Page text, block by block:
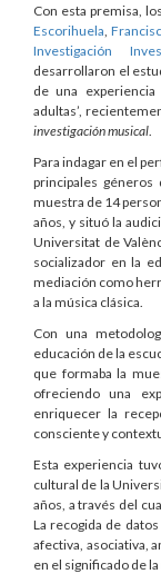
Con esta premisa,
Escorihuela
Investigación
desarrollaron el
de una
adultas’,
investigación musical
Para indagar en el
principales
muestra de 14
años, y situó la
Universitat de
socializador en la
mediación como
a la música clásica.
Con una
educación de la
que formaba la
ofreciendo una
enriquecer la
consciente y
Esta experiencia
cultural de la
años, a través del
La recogida de
afectiva, asociativa,
en el significado de la